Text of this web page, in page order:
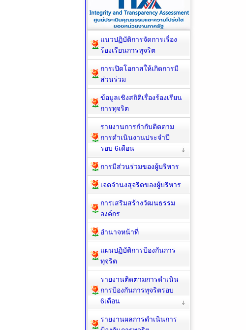
แนวปฏิบัติการจัดการเรื่อง
ร้องเรียนการทุจริต
การเปิดโอกาสให้เกิดการมี
ส่วนร่วม
ข้อมูลเชิงสถิติเรื่องร้องเรียน
การทุจริต
รายงานการกำกับติดตาม
การดำเนินงานประจำปี
รอบ 6เดือน
การมีส่วนร่วมของผู้บริหาร
เจตจำนงสุจริตของผู้บริหาร
การเสริมสร้างวัฒนธรรม
องค์กร
อำนาจหน้าที่
แผนปฏิบัติการป้องกันการ
ทุจริต
รายงานติดตามการดำเนิน
การป้องกันการทุจริตรอบ
6เดือน
รายงานผลการดำเนินการ